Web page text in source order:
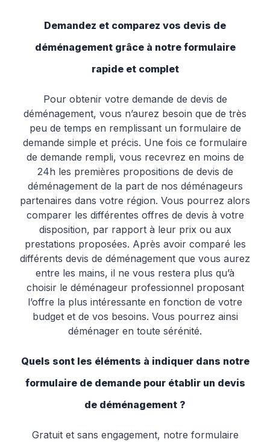
Demandez et comparez vos devis de
déménagement grâce à notre formulaire
rapide et complet
Pour obtenir votre demande de devis de
déménagement, vous n’aurez besoin que de très
peu de temps en remplissant un formulaire de
demande simple et précis. Une fois ce formulaire
de demande rempli, vous recevrez en moins de
24h les premières propositions de devis de
déménagement de la part de nos déménageurs
partenaires dans votre région. Vous pourrez alors
comparer les différentes offres de devis à votre
disposition, par rapport à leur prix ou aux
prestations proposées. Après avoir comparé les
différents devis de déménagement que vous aurez
entre les mains, il ne vous restera plus qu’à
choisir le déménageur professionnel proposant
l’offre la plus intéressante en fonction de votre
budget et de vos besoins. Vous pourrez ainsi
déménager en toute sérénité.
Quels sont les éléments à indiquer dans notre
formulaire de demande pour établir un devis
de déménagement ?
Gratuit et sans engagement, notre formulaire